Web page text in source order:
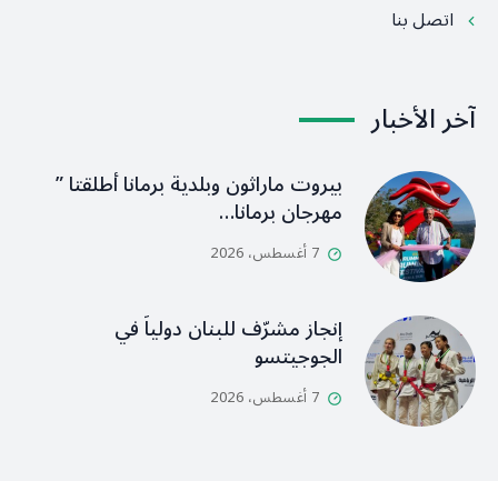
اتصل بنا
آخر الأخبار
بيروت ماراثون وبلدية برمانا أطلقتا ”
مهرجان برمانا…
7 أغسطس، 2026
إنجاز مشرّف للبنان دولياً في
الجوجيتسو
7 أغسطس، 2026